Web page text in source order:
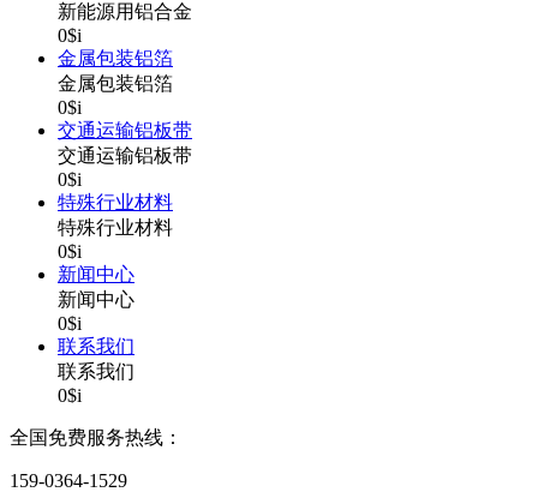
新能源用铝合金
0$i
金属包装铝箔
金属包装铝箔
0$i
交通运输铝板带
交通运输铝板带
0$i
特殊行业材料
特殊行业材料
0$i
新闻中心
新闻中心
0$i
联系我们
联系我们
0$i
全国免费服务热线：
159-0364-1529